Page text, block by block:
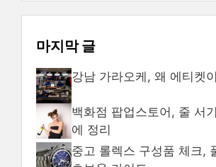
마지막 글
강남 가라오케, 왜 에티켓
백화점 팝업스토어, 줄 서
에 정리
중고 롤렉스 구성품 체크,